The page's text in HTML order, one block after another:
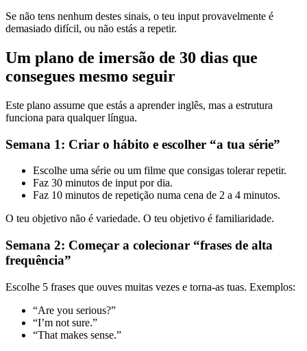
Se não tens nenhum destes sinais, o teu input provavelmente é
demasiado difícil, ou não estás a repetir.
Um plano de imersão de 30 dias que
consegues mesmo seguir
Este plano assume que estás a aprender inglês, mas a estrutura
funciona para qualquer língua.
Semana 1: Criar o hábito e escolher “a tua série”
Escolhe uma série ou um filme que consigas tolerar repetir.
Faz 30 minutos de input por dia.
Faz 10 minutos de repetição numa cena de 2 a 4 minutos.
O teu objetivo não é variedade. O teu objetivo é familiaridade.
Semana 2: Começar a colecionar “frases de alta
frequência”
Escolhe 5 frases que ouves muitas vezes e torna-as tuas. Exemplos:
“Are you serious?”
“I’m not sure.”
“That makes sense.”